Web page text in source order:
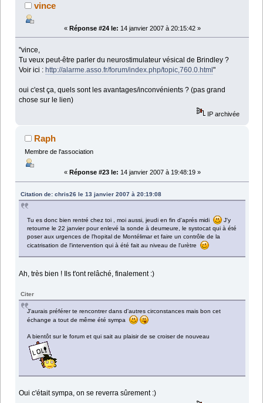
vince
« Réponse #24 le: 14 janvier 2007 à 20:15:42 »
"vince,
Tu veux peut-être parler du neurostimulateur vésical de Brindley ?
Voir ici :http://alarme.asso.fr/forum/index.php/topic,760.0.html"
oui c'est ça, quels sont les avantages/inconvénients ? (pas grand
chose sur le lien)
IP archivée
Raph
Membre de l'association
« Réponse #23 le: 14 janvier 2007 à 19:48:19 »
Citation de: chris26 le 13 janvier 2007 à 20:19:08
Tu es donc bien rentré chez toi , moi aussi, jeudi en fin d'aprés midi
J'y
retourne le 22 janvier pour enlevé la sonde à deumeure, le systocat qui à été
poser aux urgences de l'hopital de Montélimar et faire un contrôle de la
cicatrisation de l'intervention qui à été fait au niveau de l'urètre
Ah, très bien ! Ils t'ont relâché, finalement :)
Citer
J'aurais préférer te rencontrer dans d'autres circonstances mais bon cet
échange a tout de même été sympa
A bientôt sur le forum et qui sait au plaisir de se croiser de nouveau
Oui c'était sympa, on se reverra sûrement :)